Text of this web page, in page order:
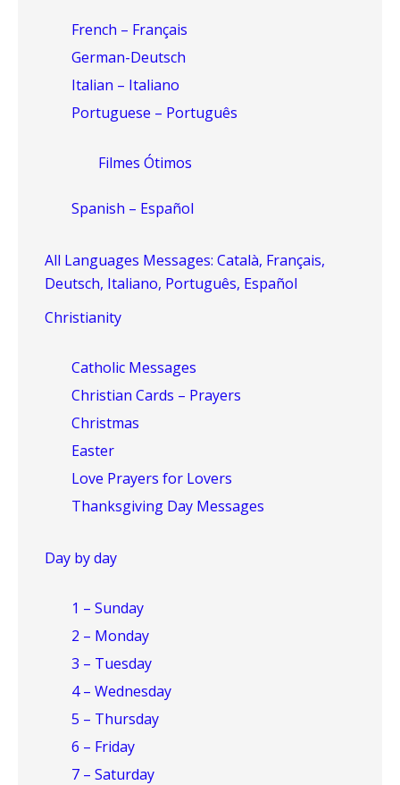
French – Français
German-Deutsch
Italian – Italiano
Portuguese – Português
Filmes Ótimos
Spanish – Español
All Languages Messages: Català, Français,
Deutsch, Italiano, Português, Español
Christianity
Catholic Messages
Christian Cards – Prayers
Christmas
Easter
Love Prayers for Lovers
Thanksgiving Day Messages
Day by day
1 – Sunday
2 – Monday
3 – Tuesday
4 – Wednesday
5 – Thursday
6 – Friday
7 – Saturday